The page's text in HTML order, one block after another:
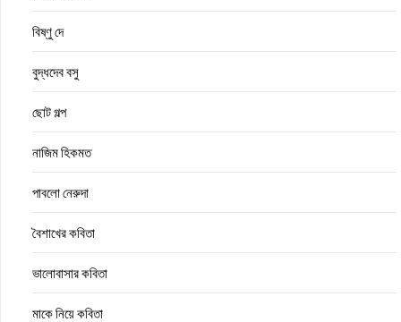
বিষ্ণু দে
বুদ্ধদেব বসু
ছোট গল্প
নাজিম হিকমত
পাবলো নেরুদা
বৈশাখের কবিতা
ভালোবাসার কবিতা
মাকে নিয়ে কবিতা